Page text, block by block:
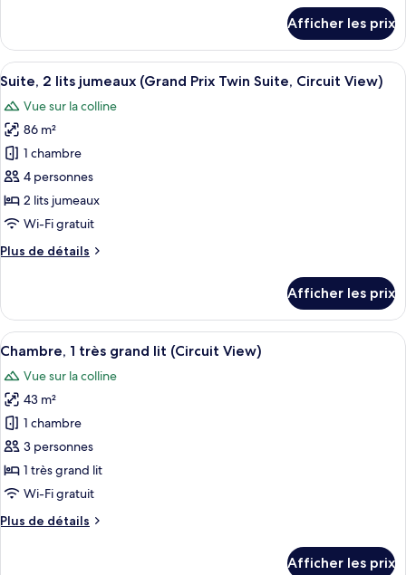
jumeaux
(Fuji
View)
Chambre,
lits
(Fuji
View)
Afficher les prix
Afficher
toutes
les
photos
pour
ce
type
de
chambre :
Suite,
jumeaux
(Grand
Prix
Twin
Suite,
Circuit
View)
Un tiroir doté de compartiments
7
Suite, 2 lits jumeaux (Grand Prix Twin Suite, Circuit View)
Vue sur la colline
86 m²
1 chambre
4 personnes
2 lits jumeaux
Wi-Fi gratuit
Plus de détails
Plus
Suite,
lits
(Grand
Prix
Twin
Suite,
Circuit
View)
Afficher les prix
Afficher
toutes
les
photos
pour
ce
type
de
chambre :
Chambre,
Une chambre d’hôtel avec un lit,
8
Chambre, 1 très grand lit (Circuit View)
Vue sur la colline
43 m²
1 chambre
3 personnes
1 très grand lit
Wi-Fi gratuit
Plus de détails
Plus
Afficher les prix